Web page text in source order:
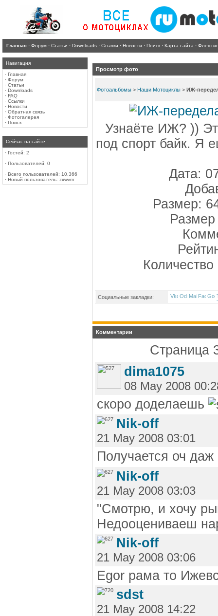
Главная · Форум · Статьи · Downloads · Ссылки · Новости · Поиск · Карта сайта · Флеш-
Навигация
· Главная
· Форум
· Статьи
· Downloads
· FAQ
· Ссылки
· Новости
· Обратная связь
· Фотогалерея
· Поиск
Сейчас на сайте
· Гостей: 2
· Пользователей: 0
· Всего пользователей: 10,366
· Новый пользователь: zxwvm
Просмотр фото
Фотоальбомы > Наши Мотоциклы > ИЖ-
Узнаёте ИЖ? ))
под спорт байк. Я
Дата:
Размер:
Социальные закладки:
Комментарии
Страница
dima1075
08 May 2008
скоро доделаешь
Nik-off
21 May 2008 03:01
Получается оч
Nik-off
21 May 2008 03:03
"Смотрю, и хочу
Недооцениваеш
Nik-off
21 May 2008 03:06
Egor рама то
sdst
21 May 2008 14:22